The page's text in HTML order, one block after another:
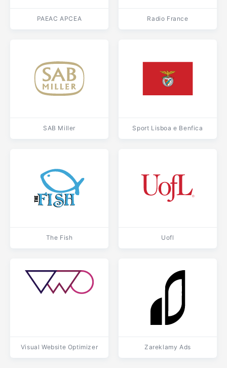
PAEAC APCEA Radio France
SAB Miller Sport Lisboa e Benfica
The Fish Uofl
Visual Website Optimizer Zareklamy Ads